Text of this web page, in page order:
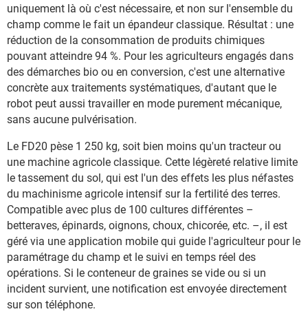
uniquement là où c'est nécessaire, et non sur l'ensemble du
champ comme le fait un épandeur classique. Résultat : une
réduction de la consommation de produits chimiques
pouvant atteindre 94 %. Pour les agriculteurs engagés dans
des démarches bio ou en conversion, c'est une alternative
concrète aux traitements systématiques, d'autant que le
robot peut aussi travailler en mode purement mécanique,
sans aucune pulvérisation.
Le FD20 pèse 1 250 kg, soit bien moins qu'un tracteur ou
une machine agricole classique. Cette légèreté relative limite
le tassement du sol, qui est l'un des effets les plus néfastes
du machinisme agricole intensif sur la fertilité des terres.
Compatible avec plus de 100 cultures différentes –
betteraves, épinards, oignons, choux, chicorée, etc. –, il est
géré via une application mobile qui guide l'agriculteur pour le
paramétrage du champ et le suivi en temps réel des
opérations. Si le conteneur de graines se vide ou si un
incident survient, une notification est envoyée directement
sur son téléphone.